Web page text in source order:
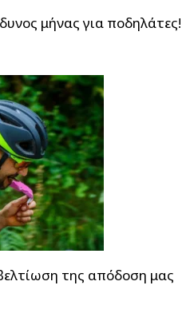
μήνας για ποδηλάτες!
της απόδοση μας